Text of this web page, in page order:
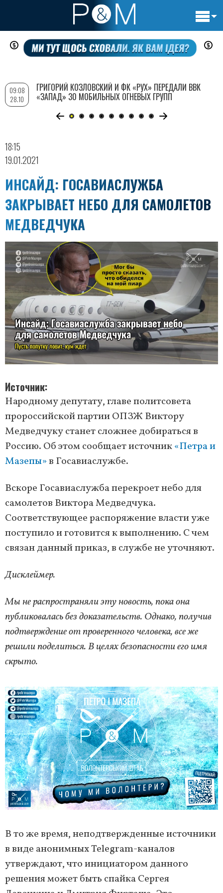
Перейти
содержанию
18:15
19.01.2021
ИНСАЙД: ГОСАВИАСЛУЖБА
ЗАКРЫВАЕТ НЕБО ДЛЯ САМОЛЕТОВ
МЕДВЕДЧУКА
Источник
Народному депутату, главе политсовета
пророссийской партии ОПЗЖ Виктору
Медведчуку станет сложнее добираться в
Россию. Об этом сообщает источник«Петра и
Мазепы»в Госавиаслужбе.
Вскоре Госавиаслужба перекроет небо для
самолетов Виктора Медведчука.
Соответствующее распоряжение власти уже
поступило и готовится к выполнению. С чем
связан данный приказ, в службе не уточняют.
Дисклеймер.
Мы не распространяли эту новость, пока она
публиковалась без доказательств. Однако, получив
подтверждение от проверенного человека, все же
решили поделиться. В целях безопасности его имя
скрыто.
В то же время, неподтвержденные источники
в виде анонимных Telegram-каналов
утверждают, что инициатором данного
решения может быть спайка Сергея
09:08
28.10
ГРИГОРИЙ КОЗЛОВСКИЙ И ФК «РУХ» ПЕРЕДАЛИ ВВК
«ЗАПАД» 30 МОБИЛЬНЫХ ОГНЕВЫХ ГРУПП